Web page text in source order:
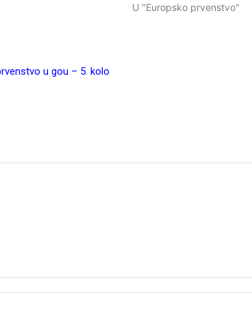
U "Europsko prvenstvo"
u gou – 5. kolo